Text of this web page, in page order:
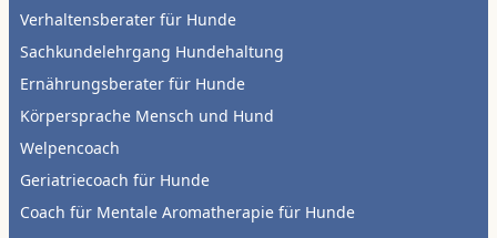
Verhaltensberater für Hunde
Sachkundelehrgang Hundehaltung
Ernährungsberater für Hunde
Körpersprache Mensch und Hund
Welpencoach
Geriatriecoach für Hunde
Coach für Mentale Aromatherapie für Hunde